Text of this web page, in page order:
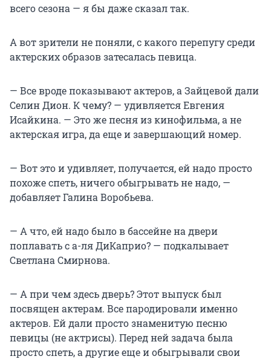
всего сезона — я бы даже сказал так.
А вот зрители не поняли, с какого перепугу среди
актерских образов затесалась певица.
— Все вроде показывают актеров, а Зайцевой дали
Селин Дион. К чему? — удивляется Евгения
Исайкина. — Это же песня из кинофильма, а не
актерская игра, да еще и завершающий номер.
— Вот это и удивляет, получается, ей надо просто
похоже спеть, ничего обыгрывать не надо, —
добавляет Галина Воробьева.
— А что, ей надо было в бассейне на двери
поплавать с а-ля ДиКаприо? — подкалывает
Светлана Смирнова.
— А при чем здесь дверь? Этот выпуск был
посвящен актерам. Все пародировали именно
актеров. Ей дали просто знаменитую песню
певицы (не актрисы). Перед ней задача была
просто спеть, а другие еще и обыгрывали свои